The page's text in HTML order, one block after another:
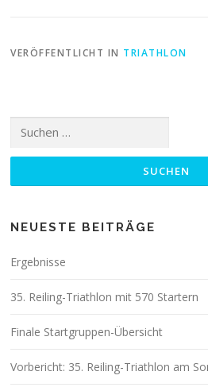
VERÖFFENTLICHT IN TRIATHLON
nach:
NEUESTE BEITRÄGE
Ergebnisse
35. Reiling-Triathlon mit 570 Startern
Finale Startgruppen-Übersicht
Vorbericht: 35. Reiling-Triathlon am